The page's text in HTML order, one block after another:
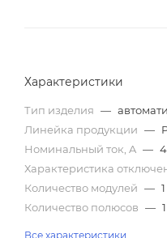
Характеристики
Тип изделия —
Линейка продукции —
Номинальный ток, A —
Характеристика
Количество модулей — 1
Количество полюсов — 1
Все характеристики